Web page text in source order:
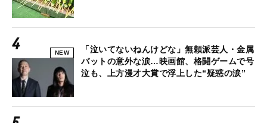
NEW
「泣いてないねんけどな」無頼派芸人・金属
バットの意外な涙…映画館、格闘ゲームで号
泣も、上方漫才大賞で浮上した“疑惑の涙”